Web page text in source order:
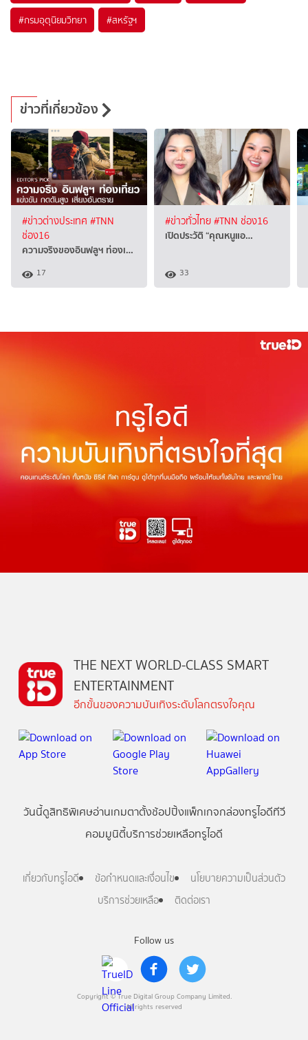
#กรมอุตุนิยมวิทยา #สหรัฐฯ
ข่าวที่เกี่ยวข้อง
#ข่าวต่างประเทศ #TNN
ช่อง16
ความจริงของอินฟลูฯ ท่องเ…
17
#ข่าวทั่วไทย#TNN ช่อง16
เปิดประวัติ “คุณหนูแอ…
33
Follow us
Copyright © True Digital Group Company Limited.
All rights reserved
THE NEXT WORLD-CLASS SMART
ENTERTAINMENT
อีกขั้นของความบันเทิงระดับโลกตรงใจคุณ
วันนี้ดูสิทธิพิเศษอ่านเกมตาตั้งช้อปปิ้งแพ็กเกจกล่องทรูไอดีทีวี
คอมมูนิตี้บริการช่วยเหลือทรูไอดี
เกี่ยวกับทรูไอดี ข้อกำหนดและเงื่อนไข
นโยบายความเป็นส่วนตัว
บริการช่วยเหลือ
ติดต่อเรา